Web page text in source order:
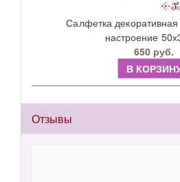
Салфетка
настроение
650 руб.
В
Отзывы